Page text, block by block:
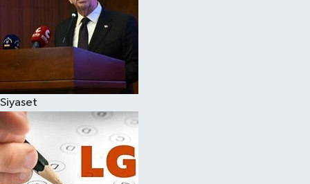
Siyaset
Eğitim
Hava Durumu
Kadın
Kim kimdir?
Kültür Sanat